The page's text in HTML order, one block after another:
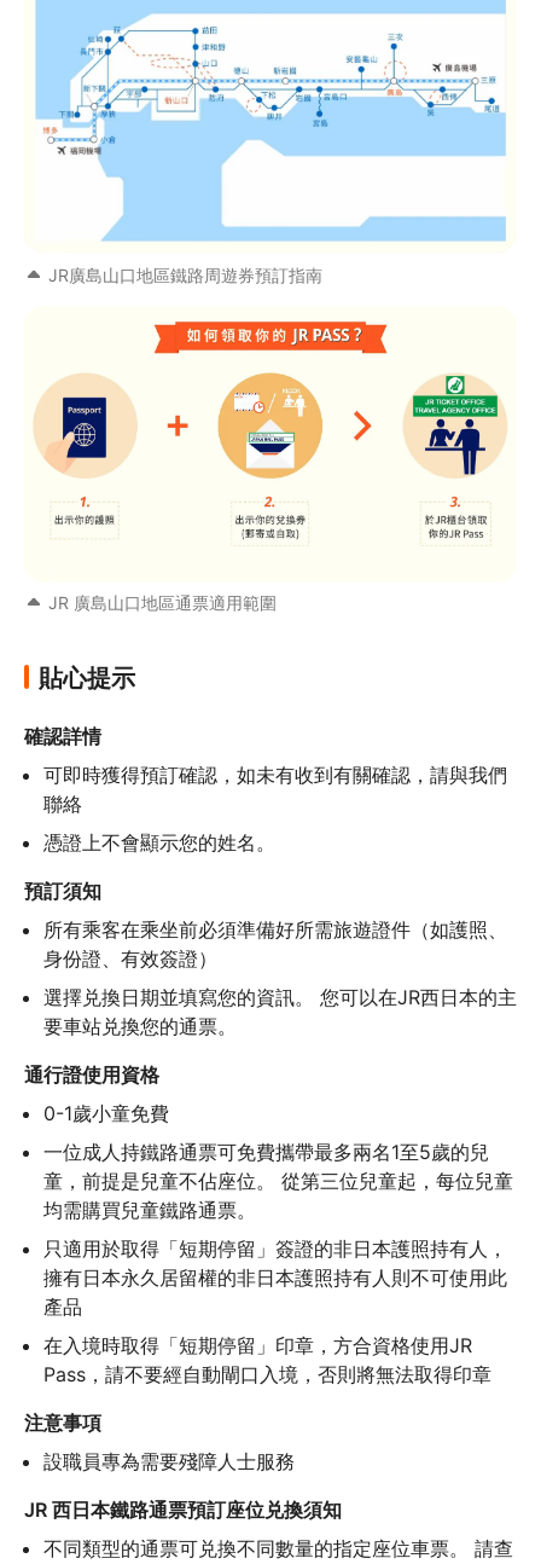
JR廣島山口地區鐵路周遊券預訂指南
JR 廣島山口地區通票適用範圍
貼心提示
確認詳情
可即時獲得預訂確認，如未有收到有關確認，請與我們
聯絡
憑證上不會顯示您的姓名。
預訂須知
所有乘客在乘坐前必須準備好所需旅遊證件（如護照、
身份證、有效簽證）
選擇兑換日期並填寫您的資訊。 您可以在JR西日本的主
要車站兑換您的通票。
通行證使用資格
0-1歲小童免費
一位成人持鐵路通票可免費攜帶最多兩名1至5歲的兒
童，前提是兒童不佔座位。 從第三位兒童起，每位兒童
均需購買兒童鐵路通票。
只適用於取得「短期停留」簽證的非日本護照持有人，
擁有日本永久居留權的非日本護照持有人則不可使用此
產品
在入境時取得「短期停留」印章，方合資格使用JR
Pass，請不要經自動閘口入境，否則將無法取得印章
注意事項
設職員專為需要殘障人士服務
JR 西日本鐵路通票預訂座位兑換須知
不同類型的通票可兑換不同數量的指定座位車票。 請查